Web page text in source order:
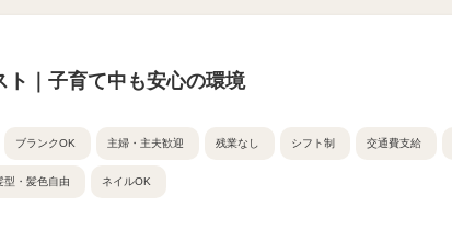
ト｜子育て中も安心の環境
ブランクOK 主婦・主夫歓迎 残業なし シフト制 交通費支給
型・髪色自由 ネイルOK